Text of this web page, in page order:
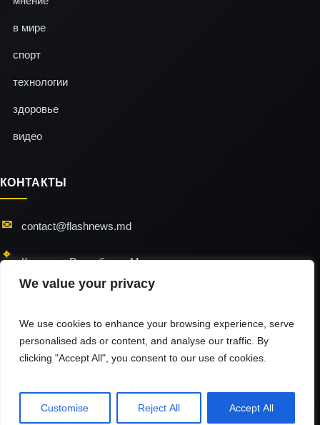
We value your privacy
We use cookies to enhance your browsing experience, serve
personalised ads or content, and analyse our traffic. By
clicking "Accept All", you consent to our use of cookies.
Customise Reject All Accept All
в мире
спорт
технологии
здоровье
видео
КОНТАКТЫ
contact@flashnews.md
Кишинэу, Республика Молдова
flashnews © 2026 / All Rights Reserved
гиперссылки на источник.